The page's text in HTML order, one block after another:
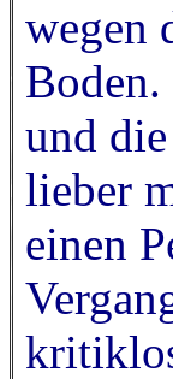
wegen
und
lieber
einen